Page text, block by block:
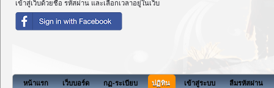
เข้าสู่เว็บด้วยชื่อ รหัสผ่าน และเลือกเวลาอยู่ในเว็บ
หน้าแรก เว็บบอร์ด กฏ-ระเบียบ ปฏิทิน เข้าสู่ระบบ ลืมรหัสผ่าน